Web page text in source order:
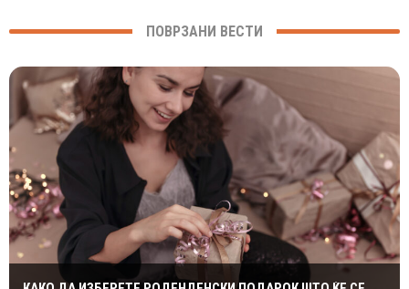
ПОВРЗАНИ ВЕСТИ